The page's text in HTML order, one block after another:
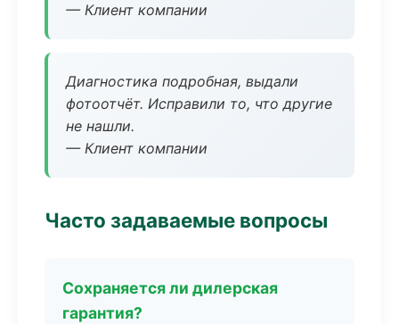
— Клиент компании
Диагностика подробная, выдали
фотоотчёт. Исправили то, что другие
не нашли.
— Клиент компании
Часто задаваемые вопросы
Сохраняется ли дилерская
гарантия?